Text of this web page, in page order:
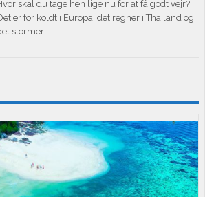
skal du tage hen lige nu for at få godt vejr?
er for koldt i Europa, det regner i Thailand og
stormer i...